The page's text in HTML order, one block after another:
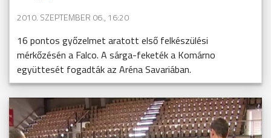
2010. SZEPTEMBER 06., 16:20
16 pontos győzelmet aratott első felkészülési
mérkőzésén a Falco. A sárga-feketék a Komárno
együttesét fogadták az Aréna Savariában.